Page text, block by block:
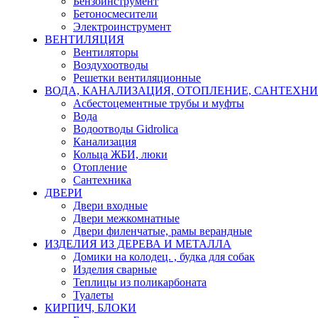
Бетоносмесители
Электроинструмент
ВЕНТИЛЯЦИЯ
Вентиляторы
Воздухоотводы
Решетки вентиляционные
ВОДА, КАНАЛИЗАЦИЯ, ОТОПЛЕНИЕ,
Асбестоцементные трубы и муфты
Вода
Водоотводы Gidrolica
Канализация
Кольца ЖБИ, люки
Отопление
Сантехника
ДВЕРИ
Двери входные
Двери межкомнатные
Двери филенчатые, рамы верандные
ИЗДЕЛИЯ ИЗ ДЕРЕВА И МЕТАЛЛА
Домики на колодец. , будка для собак
Изделия сварные
Теплицы из поликарбоната
Туалеты
КИРПИЧ, БЛОКИ